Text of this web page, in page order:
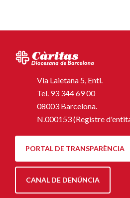
Via Laietana 5, Entl.
Tel. 93 344 69 00
08003 Barcelona.
N.000153 (Registre
PORTAL DE TRANSPARÈNCIA
CANAL DE DENÚNCIA